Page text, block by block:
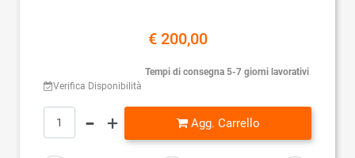
€ 200,00
Verifica Disponibilità
Tempi di consegna 5-7 giorni lavorativi
Quantità
Agg. Carrello